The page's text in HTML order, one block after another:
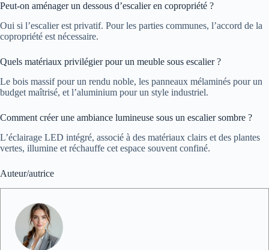
Peut-on aménager un dessous d’escalier en copropriété ?
Oui si l’escalier est privatif. Pour les parties communes, l’accord de la
copropriété est nécessaire.
Quels matériaux privilégier pour un meuble sous escalier ?
Le bois massif pour un rendu noble, les panneaux mélaminés pour un
budget maîtrisé, et l’aluminium pour un style industriel.
Comment créer une ambiance lumineuse sous un escalier sombre ?
L’éclairage LED intégré, associé à des matériaux clairs et des plantes
vertes, illumine et réchauffe cet espace souvent confiné.
Auteur/autrice